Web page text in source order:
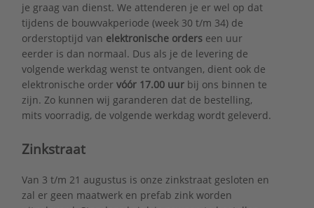
je graag van dienst. We attenderen je er wel op dat
tijdens de bouwvakperiode (week 30 t/m 34) de
orderstoptijd van elektronische orderseen uur
eerder is dan normaal. Dus als je de levering de
volgende werkdag wenst te ontvangen, dient ook de
elektronische order vóór 17.00 uurbij ons binnen te
zijn. Zo kunnen wij garanderen dat de bestelling,
mits voorradig, de volgende werkdag wordt geleverd.
Zinkstraat
Van 3 t/m 21 augustus is onze zinkstraat gesloten en
zal er geen maatwerk en prefab zink worden